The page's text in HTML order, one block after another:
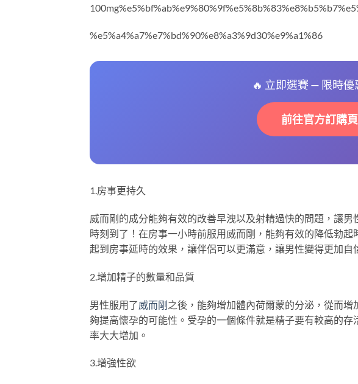
%e5%a4%a7%e7%bd%90%e8%a3%9d30%e9%a1%86
🔥 立即選賽 — 限時優
前往官方訂購
1.房事更持久
威而剛的成分能夠有效的改善早洩以及射精過快的問題，讓
時刻到了！在房事一小時前服用威而剛，能夠有效的降低勃
起到房事延時的效果，讓伴侶可以更滿意，讓男性變得更加自
2.增加精子的數量和品質
男性服用了威而剛之後，能夠增加體內荷爾蒙的分泌，從而
夠提高懷孕的可能性。受孕的一個條件就是精子要有較高的
率大大增加。
3.增強性欲